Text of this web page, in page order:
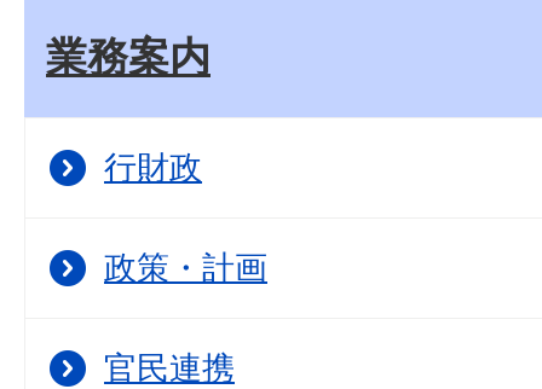
業務案内
行財政
政策・計画
官民連携